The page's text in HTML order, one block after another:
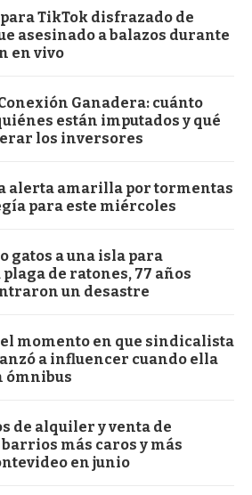
TikTok disfrazado de
asesinado a balazos durante
en vivo
Ganadera: cuánto
están imputados y qué
los inversores
alerta amarilla por tormentas
para este miércoles
gatos a una isla para
de ratones, 77 años
un desastre
momento en que sindicalista
a influencer cuando ella
ómnibus
de alquiler y venta de
más caros y más
en junio